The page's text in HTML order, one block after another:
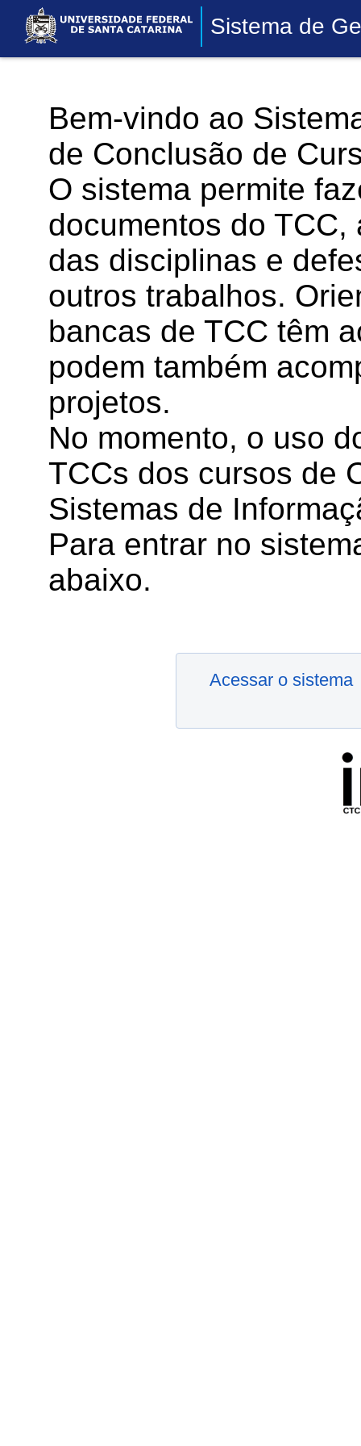
Sistema de
Bem-vindo ao
de Conclusão de
O sistema permite
documentos do
das disciplinas e
outros trabalhos.
bancas de TCC têm
podem também
projetos.
No momento, o uso
TCCs dos cursos de
Sistemas de
Para entrar no
abaixo.
Acessar o sistema